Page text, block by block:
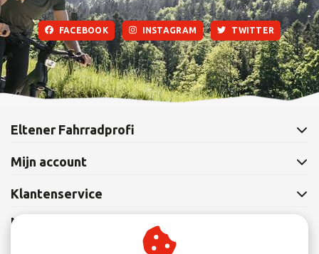
FACEBOOK INSTAGRAM TWITTER
Eltener Fahrradprofi
Mijn account
Klantenservice
Nieuwsbrief
Abonneer je op onze nieuwsbrief om op de hoogte te blijven.